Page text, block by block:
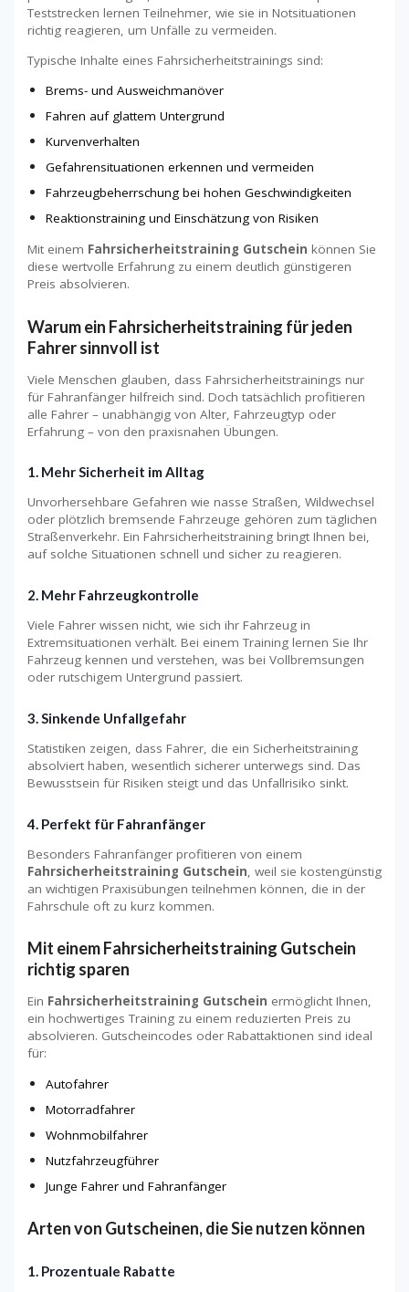
Teststrecken lernen Teilnehmer, wie sie in Notsituationen
richtig reagieren, um Unfälle zu vermeiden.
Typische Inhalte eines Fahrsicherheitstrainings sind:
Brems- und Ausweichmanöver
Fahren auf glattem Untergrund
Kurvenverhalten
Gefahrensituationen erkennen und vermeiden
Fahrzeugbeherrschung bei hohen Geschwindigkeiten
Reaktionstraining und Einschätzung von Risiken
Mit einem Fahrsicherheitstraining Gutschein können Sie
diese wertvolle Erfahrung zu einem deutlich günstigeren
Preis absolvieren.
Warum ein Fahrsicherheitstraining für jeden
Fahrer sinnvoll ist
Viele Menschen glauben, dass Fahrsicherheitstrainings nur
für Fahranfänger hilfreich sind. Doch tatsächlich profitieren
alle Fahrer – unabhängig von Alter, Fahrzeugtyp oder
Erfahrung – von den praxisnahen Übungen.
1. Mehr Sicherheit im Alltag
Unvorhersehbare Gefahren wie nasse Straßen, Wildwechsel
oder plötzlich bremsende Fahrzeuge gehören zum täglichen
Straßenverkehr. Ein Fahrsicherheitstraining bringt Ihnen bei,
auf solche Situationen schnell und sicher zu reagieren.
2. Mehr Fahrzeugkontrolle
Viele Fahrer wissen nicht, wie sich ihr Fahrzeug in
Extremsituationen verhält. Bei einem Training lernen Sie Ihr
Fahrzeug kennen und verstehen, was bei Vollbremsungen
oder rutschigem Untergrund passiert.
3. Sinkende Unfallgefahr
Statistiken zeigen, dass Fahrer, die ein Sicherheitstraining
absolviert haben, wesentlich sicherer unterwegs sind. Das
Bewusstsein für Risiken steigt und das Unfallrisiko sinkt.
4. Perfekt für Fahranfänger
Besonders Fahranfänger profitieren von einem
Fahrsicherheitstraining Gutschein, weil sie kostengünstig
an wichtigen Praxisübungen teilnehmen können, die in der
Fahrschule oft zu kurz kommen.
Mit einem Fahrsicherheitstraining Gutschein
richtig sparen
Ein Fahrsicherheitstraining Gutschein ermöglicht Ihnen,
ein hochwertiges Training zu einem reduzierten Preis zu
absolvieren. Gutscheincodes oder Rabattaktionen sind ideal
für:
Autofahrer
Motorradfahrer
Wohnmobilfahrer
Nutzfahrzeugführer
Junge Fahrer und Fahranfänger
Arten von Gutscheinen, die Sie nutzen können
1. Prozentuale Rabatte